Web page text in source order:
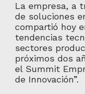
La empresa, a
de soluciones
compartió hoy
tendencias
sectores
próximos dos
el Summit
de Innovación”.